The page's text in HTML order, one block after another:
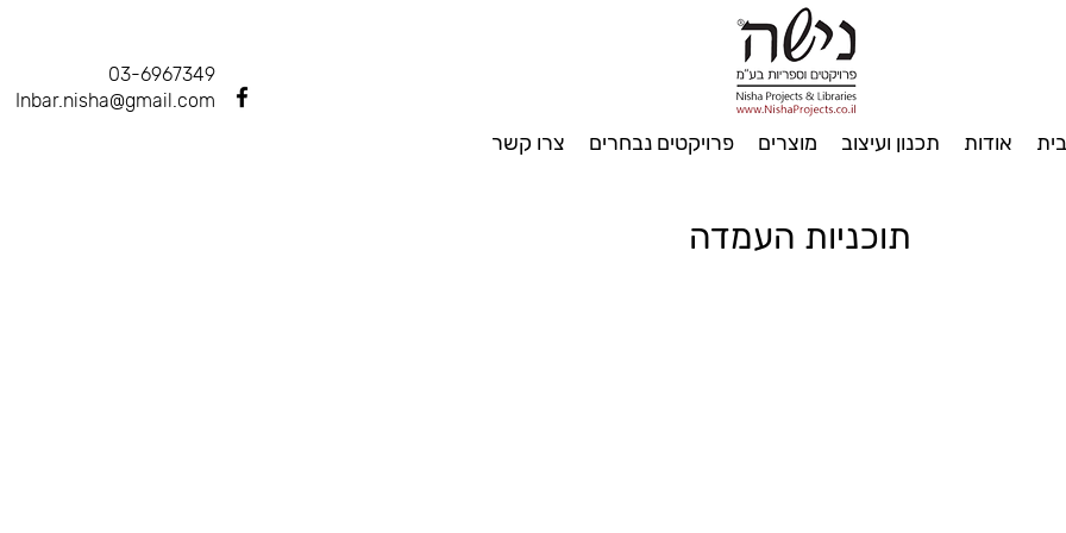
03-6967349
Inbar.nisha@gmail.com
אודות תכנון ועיצוב מוצרים פרויקטים נבחרים צרו קשר
תוכניות העמדה